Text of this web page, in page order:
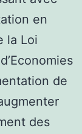
en
la Loi
de
des